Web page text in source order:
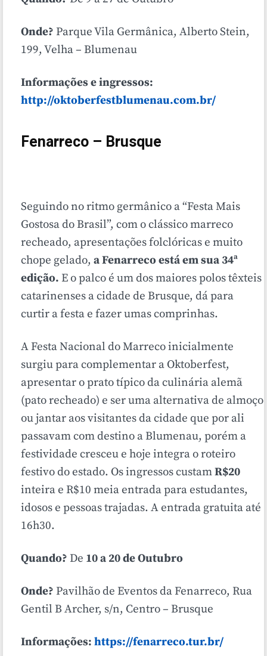
Onde? Parque Vila Germânica, Alberto Stein,
199, Velha – Blumenau
Informações e ingressos:
http://oktoberfestblumenau.com.br/
Fenarreco – Brusque
Seguindo no ritmo germânico a “Festa Mais
Gostosa do Brasil”, com o clássico marreco
recheado, apresentações folclóricas e muito
chope gelado, a Fenarreco está em sua 34ª
edição. E o palco é um dos maiores polos têxteis
catarinenses a cidade de Brusque, dá para
curtir a festa e fazer umas comprinhas.
AFesta Nacional do Marrecoinicialmente
surgiu para complementar a Oktoberfest,
apresentar o prato típico da culinária alemã
(pato recheado) e ser uma alternativa de almoço
ou jantar aos visitantes da cidade que por ali
passavam com destino a Blumenau, porém a
festividade cresceu e hoje integra o roteiro
festivo do estado. Os ingressos custamR$20
inteira e R$10 meia entrada para estudantes,
idosos e pessoas trajadas. A entrada gratuita até
16h30.
Quando? De 10 a 20 de Outubro
Onde? Pavilhão de Eventos da Fenarreco, Rua
Gentil B Archer, s/n, Centro – Brusque
Informações: https://fenarreco.tur.br/